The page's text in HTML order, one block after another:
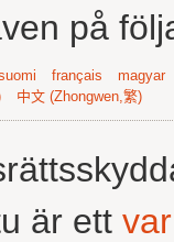
på
français
magyar
中文 (Zhongwen,繁)
är ett